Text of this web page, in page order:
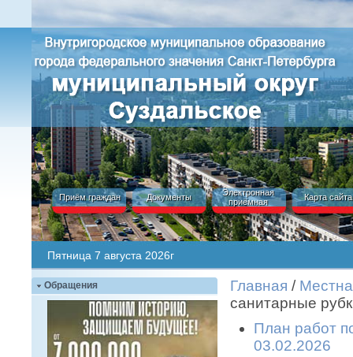
Приём граждан Документы
Электронная
приёмная
Карта сайта
Пятница 7 августа 2026г
Обращения Главная /
санитарные
План работ
03.02.2026